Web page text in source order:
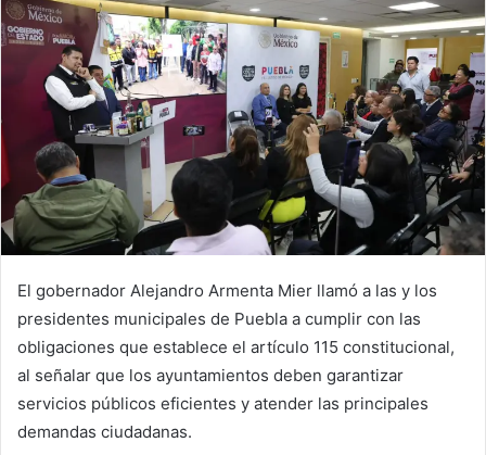
El gobernador Alejandro Armenta Mier llamó a las y los
presidentes municipales de Puebla a cumplir con las
obligaciones que establece el artículo 115 constitucional,
al señalar que los ayuntamientos deben garantizar
servicios públicos eficientes y atender las principales
demandas ciudadanas.